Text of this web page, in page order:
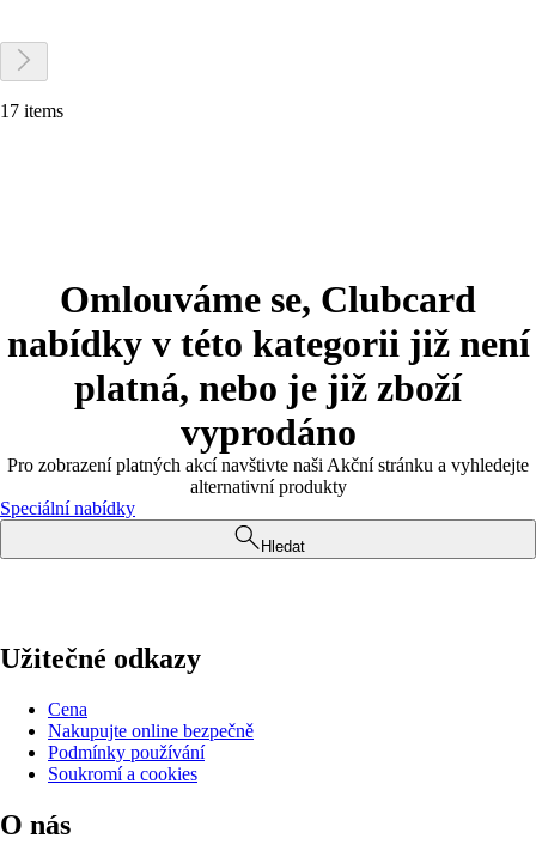
17 items
Omlouváme se, Clubcard
nabídky v této kategorii již není
platná, nebo je již zboží
vyprodáno
Pro zobrazení platných akcí navštivte naši Akční stránku a vyhledejte
alternativní produkty
Speciální nabídky
Hledat
Užitečné odkazy
Cena
Nakupujte online bezpečně
Podmínky používání
Soukromí a cookies
O nás